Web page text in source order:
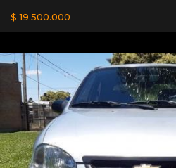
$ 19.500.000